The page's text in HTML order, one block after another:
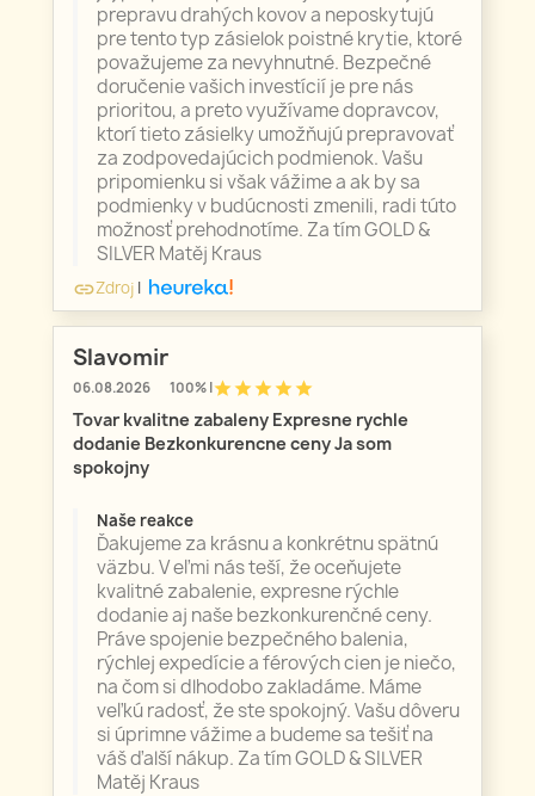
prepravu drahých kovov a neposkytujú
pre tento typ zásielok poistné krytie, ktoré
považujeme za nevyhnutné. Bezpečné
doručenie vašich investícií je pre nás
prioritou, a preto využívame dopravcov,
ktorí tieto zásielky umožňujú prepravovať
za zodpovedajúcich podmienok. Vašu
pripomienku si však vážime a ak by sa
podmienky v budúcnosti zmenili, radi túto
možnosť prehodnotíme. Za tím GOLD &
SILVER Matěj Kraus
linkZdroj |
Slavomir
06.08.2026 100% |starstarstarstarstar
Tovar kvalitne zabaleny Expresne rychle
dodanie Bezkonkurencne ceny Ja som
spokojny
Naše reakce
Ďakujeme za krásnu a konkrétnu spätnú
väzbu. V eľmi nás teší, že oceňujete
kvalitné zabalenie, expresne rýchle
dodanie aj naše bezkonkurenčné ceny.
Práve spojenie bezpečného balenia,
rýchlej expedície a férových cien je niečo,
na čom si dlhodobo zakladáme. Máme
veľkú radosť, že ste spokojný. Vašu dôveru
si úprimne vážime a budeme sa tešiť na
váš ďalší nákup. Za tím GOLD & SILVER
Matěj Kraus